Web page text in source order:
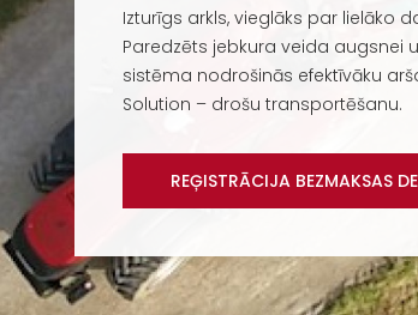
Izturīgs arkls, vieglāks par lielāko
Paredzēts jebkura veida augsnei
sistēma nodrošinās efektīvāku
Solution – drošu transportēšanu.
REĢISTRĀCIJA BEZMAKSAS